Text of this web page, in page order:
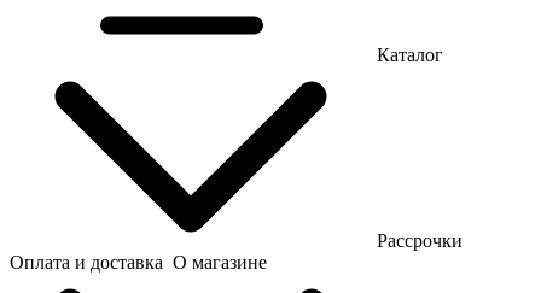
Каталог
Рассрочки
Оплата и доставка О магазине